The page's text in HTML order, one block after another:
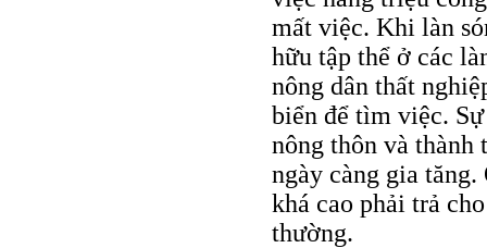
mất việc. Khi làn
hữu tập thể ở các
nông dân thất
biển để tìm việc.
nông thôn và thành
ngày càng gia
khá cao phải trả
thường.